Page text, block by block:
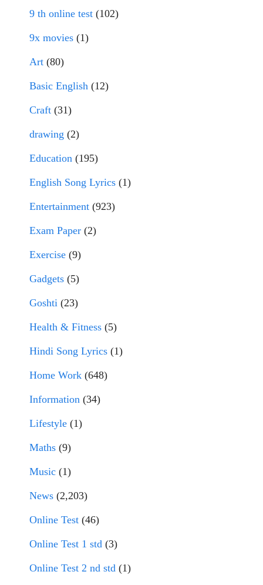
9 th online test (102)
9x movies (1)
Art (80)
Basic English (12)
Craft (31)
drawing (2)
Education (195)
English Song Lyrics (1)
Entertainment (923)
Exam Paper (2)
Exercise (9)
Gadgets (5)
Goshti (23)
Health & Fitness (5)
Hindi Song Lyrics (1)
Home Work (648)
Information (34)
Lifestyle (1)
Maths (9)
Music (1)
News (2,203)
Online Test (46)
Online Test 1 std (3)
Online Test 2 nd std (1)